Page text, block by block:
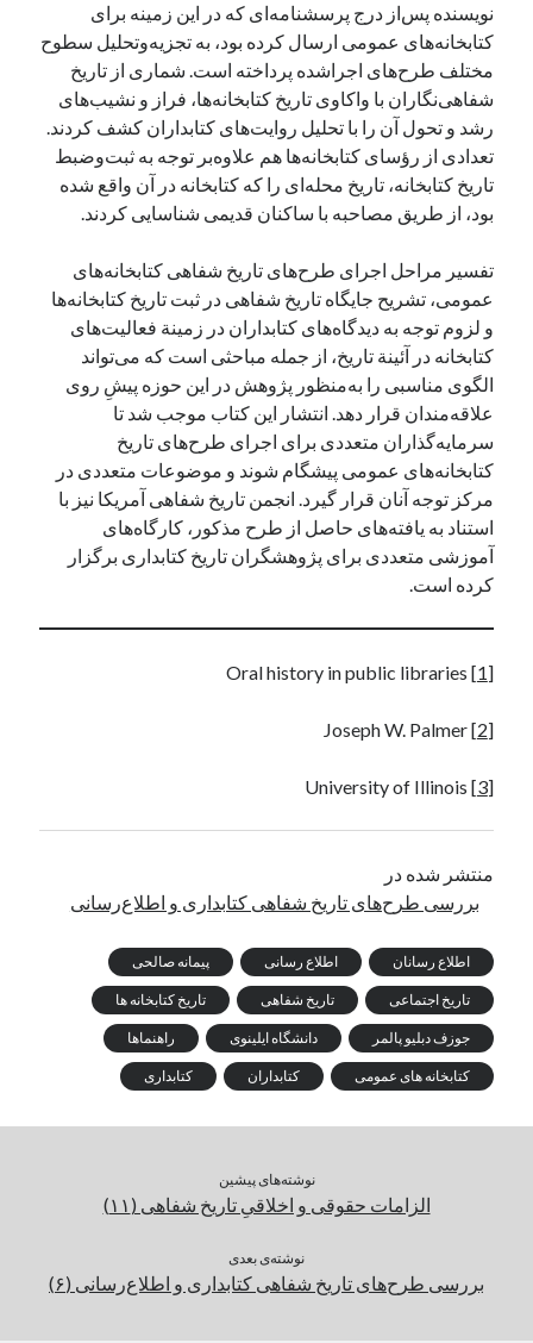
نویسنده پس‌از درج پرسشنامه‌ای که در این زمینه برای
کتابخانه‌های عمومی ارسال کرده بود، به تجزیه‌وتحلیل سطوح
مختلف طرح‌های اجراشده پرداخته است. شماری از تاریخ
شفاهی‌نگاران با واکاوی تاریخ کتابخانه‌ها، فراز و نشیب‌های
رشد و تحول آن را با تحلیل روایت‌های کتابداران کشف کردند.
تعدادی از رؤسای کتابخانه‌ها هم علاوه‌بر توجه به ثبت‌وضبط
تاریخ کتابخانه، تاریخ محله‌ای را که کتابخانه‌ در آن واقع شده
بود، از طریق مصاحبه با ساکنان قدیمی شناسایی کردند.
تفسیر مراحل اجرای طرح‌های تاریخ شفاهی کتابخانه‌های
عمومی، تشریح جایگاه تاریخ شفاهی در ثبت تاریخ کتابخانه‌ها
و لزوم توجه به دیدگاه‌های کتابداران در زمینة فعالیت‌های
کتابخانه در آئینة تاریخ، از جمله مباحثی است که می‌تواند
الگوی مناسبی را به‌منظور پژوهش در این حوزه پیشِ روی
علاقه‌مندان قرار دهد. انتشار این کتاب موجب شد تا
سرمایه‌گذاران متعددی برای اجرای طرح‌های تاریخ
کتابخانه‌های عمومی پیشگام شوند و موضوعات متعددی در
مرکز توجه آنان قرار گیرد. انجمن تاریخ شفاهی آمریکا نیز با
استناد به یافته‌های حاصل از طرح مذکور، کارگاه‌های
آموزشی متعددی برای پژوهشگران تاریخ کتابداری برگزار
کرده است.
[1]
[2]
Joseph W. Palmer
[3]
منتشر شده در
بررسی طرح‌های تاریخ شفاهی کتابداری و اطلاع‌رسانی
اطلاع رسانان اطلاع رسانی پیمانه صالحی
تاریخ اجتماعی تاریخ شفاهی تاریخ کتابخانه ها
جوزف دبلیو پالمر دانشگاه ایلینوی راهنماها
کتابخانه های عمومی کتابداران کتابداری
نوشته‌های پیشین
الزامات حقوقی و اخلاقیِ تاریخ شفاهی (۱۱)
نوشته‌ی بعدی
بررسی طرح‌های تاریخ شفاهی کتابداری و اطلاع‌رسانی (۶)